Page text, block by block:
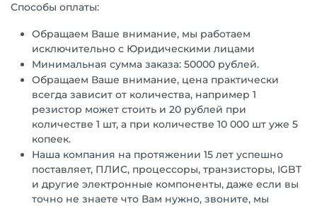
Способы оплаты:
Обращаем Ваше внимание, мы работаем
исключительно с Юридическими лицами
Минимальная сумма заказа: 50000 рублей.
Обращаем Ваше внимание, цена практически
всегда зависит от количества, например 1
резистор может стоить и 20 рублей при
количестве 1 шт, а при количестве 10 000 шт уже 5
копеек.
Наша компания на протяжении 15 лет успешно
поставляет, ПЛИС, процессоры, транзисторы, IGBT
и другие электронные компоненты, даже если вы
точно не знаете что Вам нужно, звоните, мы